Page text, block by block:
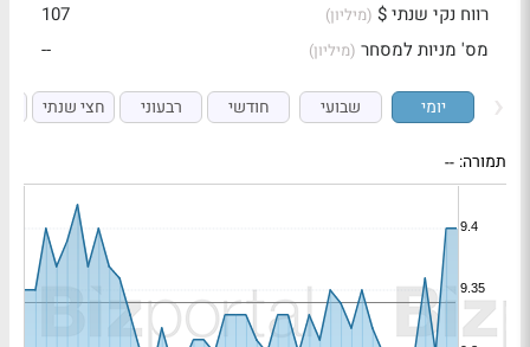
רווח נקי שנתי $ (מיליון)
107
מס' מניות למסחר (מיליון) --
יומי שבועי חודשי רבעוני חצי שנתי
תמורה: --